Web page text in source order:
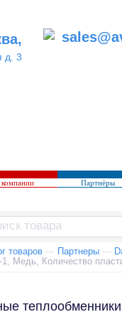
д. 3
Партнёры
товаров — Партнеры —
1, Медь, Количество